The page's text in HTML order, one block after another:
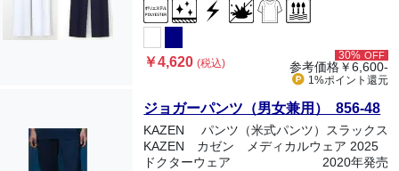
￥4,620(税込)
30% OFF
参考価格￥6,600-
1%ポイント 還元
ジョガーパンツ（男女兼用） 856-48
KAZEN
パンツ（米式パンツ）スラックス
KAZEN カゼン メディカルウェア 2025
ドクターウェア
2020年発売